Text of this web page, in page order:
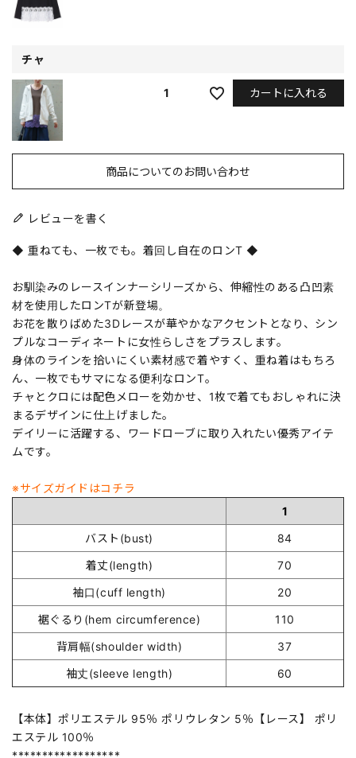
チャ
1 カートに入れる
商品についてのお問い合わせ
レビューを書く
◆ 重ねても、一枚でも。着回し自在のロンT ◆
お馴染みのレースインナーシリーズから、伸縮性のある凸凹素
材を使用したロンTが新登場。
お花を散りばめた3Dレースが華やかなアクセントとなり、シン
プルなコーディネートに女性らしさをプラスします。
身体のラインを拾いにくい素材感で着やすく、重ね着はもちろ
ん、一枚でもサマになる便利なロンT。
チャとクロには配色メローを効かせ、1枚で着てもおしゃれに決
まるデザインに仕上げました。
デイリーに活躍する、ワードローブに取り入れたい優秀アイテ
ムです。
※サイズガイドはコチラ
1
バスト(bust)
84
着丈(length)
70
袖口(cuff length)
20
裾ぐるり(hem circumference)
110
背肩幅(shoulder width)
37
袖丈(sleeve length)
60
【本体】ポリエステル 95％ ポリウレタン 5％【レース】 ポリ
エステル 100％
******************